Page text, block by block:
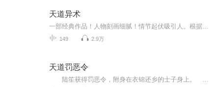
天道异术
149 2.9万
天道罚恶令